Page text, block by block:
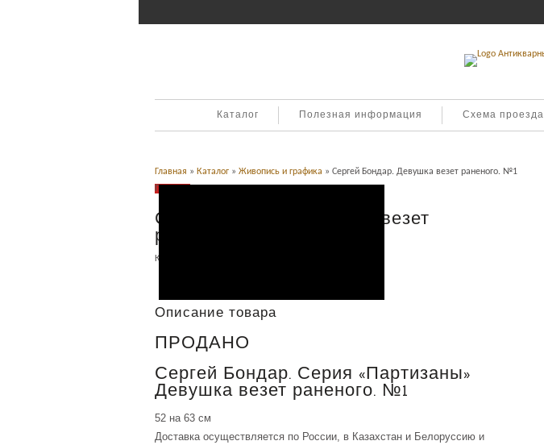
Каталог Полезная информация Схема проезда
Главная » Каталог » Живопись и графика » Сергей Бондар. Девушка везет раненого. №1
Продано
Сергей Бондар. Девушка везет
раненого. №1
Категория:
Описание товара
ПРОДАНО
Сергей Бондар. Серия «Партизаны»
Девушка везет раненого. №1
52 на 63 см
Доставка осуществляется по России, в Казахстан и Белоруссию и